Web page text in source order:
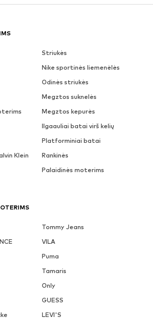
Striukės
Nike sportinės liemenėlės
Odinės striukės
Megztos suknelės
Megztos kepurės
Ilgaauliai batai virš kelių
Platforminiai batai
Klein
Rankinės
Palaidinės moterims
Tommy Jeans
VILA
Puma
Tamaris
Only
GUESS
LEVI'S